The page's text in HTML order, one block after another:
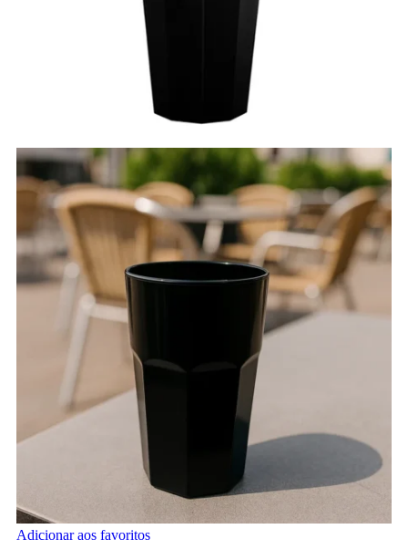
Adicionar aos favoritos